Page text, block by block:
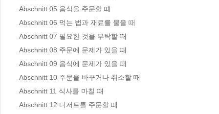
Abschnitt 05 음식을 주문할 때
Abschnitt 06 먹는 법과 재료를 물을 때
Abschnitt 07 필요한 것을 부탁할 때
Abschnitt 08 주문에 문제가 있을 때
Abschnitt 09 음식에 문제가 있을 때
Abschnitt 10 주문을 바꾸거나 취소할 때
Abschnitt 11 식사를 마칠 때
Abschnitt 12 디저트를 주문할 때